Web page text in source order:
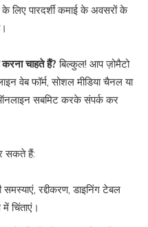
के लिए पारदर्शी कमाई के अवसरों के
चाहते हैं?बिल्कुल! आप ज़ोमैटो
वेब फॉर्म, सोशल मीडिया चैनल या
सबमिट करके संपर्क कर
सकते हैं:
रद्दीकरण, डाइनिंग टेबल
चिंताएं।